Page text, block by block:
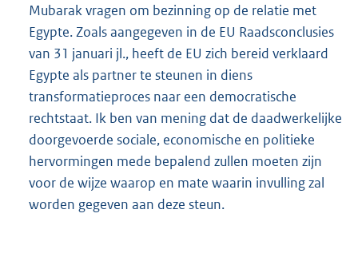
Mubarak vragen om bezinning op de relatie met
Egypte. Zoals aangegeven in de EU Raadsconclusies
van 31 januari jl., heeft de EU zich bereid verklaard
Egypte als partner te steunen in diens
transformatieproces naar een democratische
rechtstaat. Ik ben van mening dat de daadwerkelijke
doorgevoerde sociale, economische en politieke
hervormingen mede bepalend zullen moeten zijn
voor de wijze waarop en mate waarin invulling zal
worden gegeven aan deze steun.